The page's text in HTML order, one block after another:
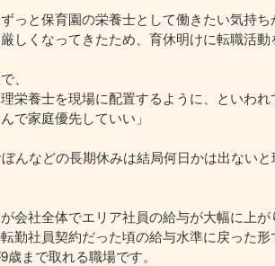
っと保育園の栄養士として働きたい気持
しくなってきたため、育休明けに転職活動
、
栄養士を現場に配置するように、といわ
で家庭優先していい」
んなどの長期休みは結局何日かは出ない
会社全体でエリア社員の給与が大幅に上
勤社員契約だった頃の給与水準に戻った形
まで取れる職場です。